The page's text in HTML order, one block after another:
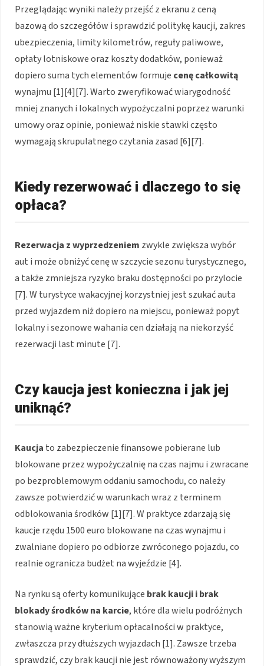
Przeglądając wyniki należy przejść z ekranu z ceną
bazową do szczegółów i sprawdzić politykę kaucji, zakres
ubezpieczenia, limity kilometrów, reguły paliwowe,
opłaty lotniskowe oraz koszty dodatków, ponieważ
dopiero suma tych elementów formuje cenę całkowitą
wynajmu [1][4][7]. Warto zweryfikować wiarygodność
mniej znanych i lokalnych wypożyczalni poprzez warunki
umowy oraz opinie, ponieważ niskie stawki często
wymagają skrupulatnego czytania zasad [6][7].
Kiedy rezerwować i dlaczego to się
opłaca?
Rezerwacja z wyprzedzeniem zwykle zwiększa wybór
aut i może obniżyć cenę w szczycie sezonu turystycznego,
a także zmniejsza ryzyko braku dostępności po przylocie
[7]. W turystyce wakacyjnej korzystniej jest szukać auta
przed wyjazdem niż dopiero na miejscu, ponieważ popyt
lokalny i sezonowe wahania cen działają na niekorzyść
rezerwacji last minute [7].
Czy kaucja jest konieczna i jak jej
uniknąć?
Kaucja to zabezpieczenie finansowe pobierane lub
blokowane przez wypożyczalnię na czas najmu i zwracane
po bezproblemowym oddaniu samochodu, co należy
zawsze potwierdzić w warunkach wraz z terminem
odblokowania środków [1][7]. W praktyce zdarzają się
kaucje rzędu 1500 euro blokowane na czas wynajmu i
zwalniane dopiero po odbiorze zwróconego pojazdu, co
realnie ogranicza budżet na wyjeździe [4].
Na rynku są oferty komunikujące brak kaucji i brak
blokady środków na karcie, które dla wielu podróżnych
stanowią ważne kryterium opłacalności w praktyce,
zwłaszcza przy dłuższych wyjazdach [1]. Zawsze trzeba
sprawdzić, czy brak kaucji nie jest równoważony wyższym